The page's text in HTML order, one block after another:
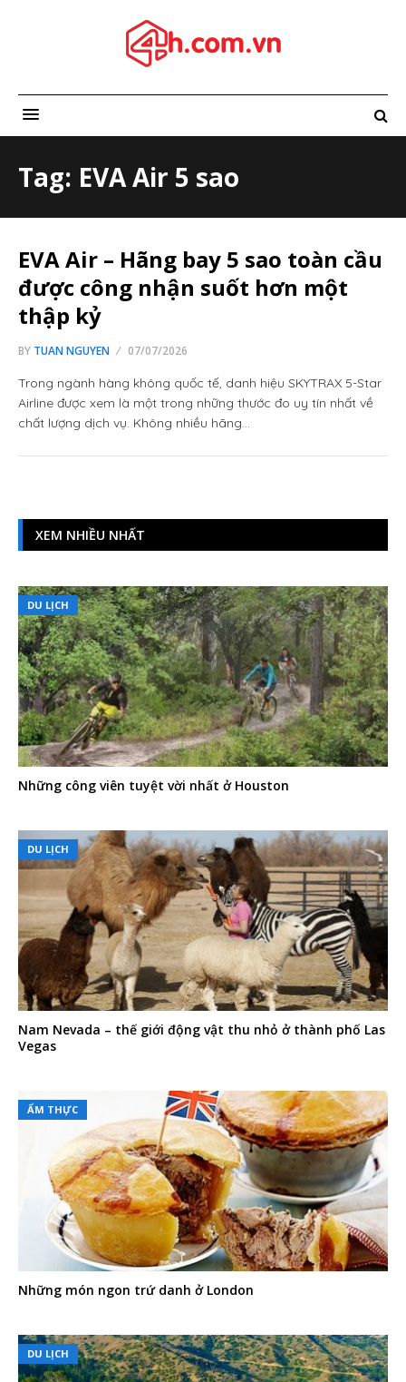
Tag: EVA Air 5 sao
EVA Air – Hãng bay 5 sao toàn cầu
được công nhận suốt hơn một
thập kỷ
BY TUAN NGUYEN 07/07/2026
Trong ngành hàng không quốc tế, danh hiệu SKYTRAX 5-Star
Airline được xem là một trong những thước đo uy tín nhất về
chất lượng dịch vụ. Không nhiều hãng…
XEM NHIỀU NHẤT
DU LỊCH
Những công viên tuyệt vời nhất ở Houston
DU LỊCH
Nam Nevada – thế giới động vật thu nhỏ ở thành phố Las
Vegas
ẨM THỰC
Những món ngon trứ danh ở London
DU LỊCH